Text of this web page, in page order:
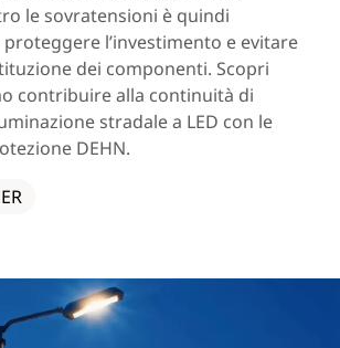
le sovratensioni è quindi
proteggere l’investimento e evitare
dei componenti. Scopri
contribuire alla continuità di
stradale a LED con le
DEHN.